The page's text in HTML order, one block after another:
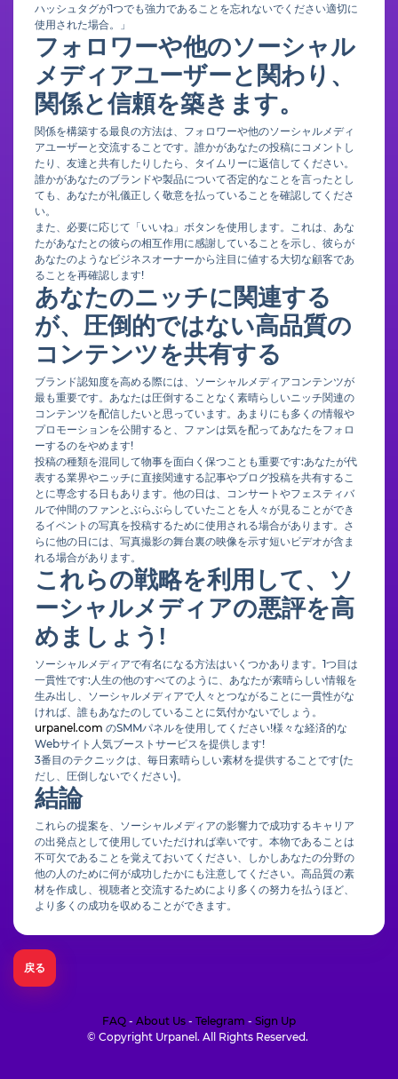
ハッシュタグが1つでも強力であることを忘れないでください適切に
使用された場合。」
フォロワーや他のソーシャル
メディアユーザーと関わり、
関係と信頼を築きます。
関係を構築する最良の方法は、フォロワーや他のソーシャルメディ
アユーザーと交流することです。誰かがあなたの投稿にコメントし
たり、友達と共有したりしたら、タイムリーに返信してください。
誰かがあなたのブランドや製品について否定的なことを言ったとし
ても、あなたが礼儀正しく敬意を払っていることを確認してくださ
い。
また、必要に応じて「いいね」ボタンを使用します。これは、あな
たがあなたとの彼らの相互作用に感謝していることを示し、彼らが
あなたのようなビジネスオーナーから注目に値する大切な顧客であ
ることを再確認します!
あなたのニッチに関連する
が、圧倒的ではない高品質の
コンテンツを共有する
ブランド認知度を高める際には、ソーシャルメディアコンテンツが
最も重要です。あなたは圧倒することなく素晴らしいニッチ関連の
コンテンツを配信したいと思っています。あまりにも多くの情報や
プロモーションを公開すると、ファンは気を配ってあなたをフォロ
ーするのをやめます!
投稿の種類を混同して物事を面白く保つことも重要です:あなたが代
表する業界やニッチに直接関連する記事やブログ投稿を共有するこ
とに専念する日もあります。他の日は、コンサートやフェスティバ
ルで仲間のファンとぶらぶらしていたことを人々が見ることができ
るイベントの写真を投稿するために使用される場合があります。さ
らに他の日には、写真撮影の舞台裏の映像を示す短いビデオが含ま
れる場合があります。
これらの戦略を利用して、ソ
ーシャルメディアの悪評を高
めましょう!
ソーシャルメディアで有名になる方法はいくつかあります。1つ目は
一貫性です:人生の他のすべてのように、あなたが素晴らしい情報を
生み出し、ソーシャルメディアで人々とつながることに一貫性がな
ければ、誰もあなたのしていることに気付かないでしょう。
urpanel.com のSMMパネルを使用してください!様々な経済的な
Webサイト人気ブーストサービスを提供します!
3番目のテクニックは、毎日素晴らしい素材を提供することです(た
だし、圧倒しないでください)。
結論
これらの提案を、ソーシャルメディアの影響力で成功するキャリア
の出発点として使用していただければ幸いです。本物であることは
不可欠であることを覚えておいてください、しかしあなたの分野の
他の人のために何が成功したかにも注意してください。高品質の素
材を作成し、視聴者と交流するためにより多くの努力を払うほど、
より多くの成功を収めることができます。
戻る
FAQ - About Us - Telegram - Sign Up
© Copyright Urpanel. All Rights Reserved.